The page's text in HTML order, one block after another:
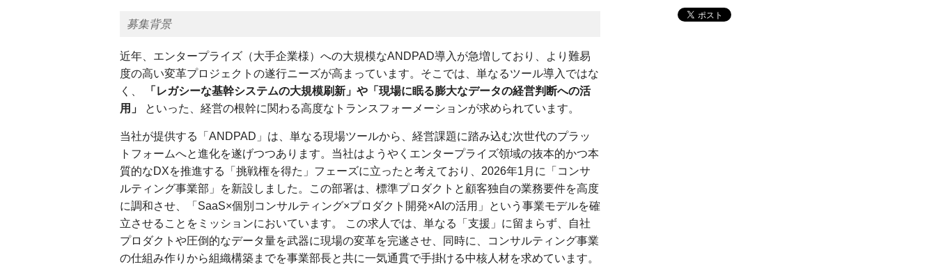
募集背景
近年、エンタープライズ（大手企業様）への大規模なANDPAD導入が急増しており、より難易
度の高い変革プロジェクトの遂行ニーズが高まっています。そこでは、単なるツール導入ではな
く、
「レガシーな基幹システムの大規模刷新」や「現場に眠る膨大なデータの経営判断への活
用」
といった、経営の根幹に関わる高度なトランスフォーメーションが求められています。
当社が提供する「ANDPAD」は、単なる現場ツールから、経営課題に踏み込む次世代のプラッ
トフォームへと進化を遂げつつあります。当社はようやくエンタープライズ領域の抜本的かつ本
質的なDXを推進する「挑戦権を得た」フェーズに立ったと考えており、2026年1月に「コンサ
ルティング事業部」を新設しました。この部署は、標準プロダクトと顧客独自の業務要件を高度
に調和させ、「SaaS×個別コンサルティング×プロダクト開発×AIの活用」という事業モデルを確
立させることをミッションにおいています。 この求人では、単なる「支援」に留まらず、自社
プロダクトや圧倒的なデータ量を武器に現場の変革を完遂させ、同時に、コンサルティング事業
の仕組み作りから組織構築までを事業部長と共に一気通貫で手掛ける中核人材を求めています。